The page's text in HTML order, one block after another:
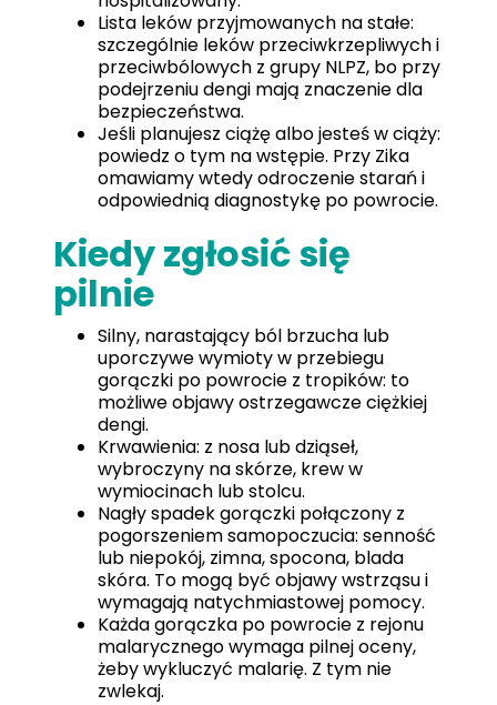
Lista leków przyjmowanych na stałe:
szczególnie leków przeciwkrzepliwych i
przeciwbólowych z grupy NLPZ, bo przy
podejrzeniu dengi mają znaczenie dla
bezpieczeństwa.
Jeśli planujesz ciążę albo jesteś w ciąży:
powiedz o tym na wstępie. Przy Zika
omawiamy wtedy odroczenie starań i
odpowiednią diagnostykę po powrocie.
Kiedy zgłosić się
pilnie
Silny, narastający ból brzucha lub
uporczywe wymioty w przebiegu
gorączki po powrocie z tropików: to
możliwe objawy ostrzegawcze ciężkiej
dengi.
Krwawienia: z nosa lub dziąseł,
wybroczyny na skórze, krew w
wymiocinach lub stolcu.
Nagły spadek gorączki połączony z
pogorszeniem samopoczucia: senność
lub niepokój, zimna, spocona, blada
skóra. To mogą być objawy wstrząsu i
wymagają natychmiastowej pomocy.
Każda gorączka po powrocie z rejonu
malarycznego wymaga pilnej oceny,
żeby wykluczyć malarię. Z tym nie
zwlekaj.